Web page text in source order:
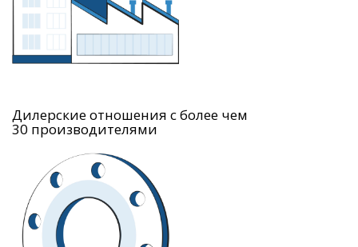
Дилерские отношения с более чем
30 производителями